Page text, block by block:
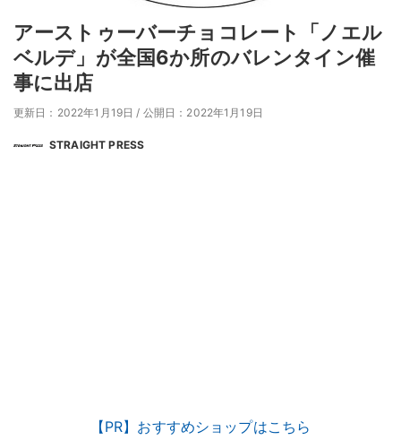
アーストゥーバーチョコレート「ノエル
ベルデ」が全国6か所のバレンタイン催
事に出店
更新日：2022年1月19日 / 公開日：2022年1月19日
STRAIGHT PRESS
【PR】おすすめショップはこちら